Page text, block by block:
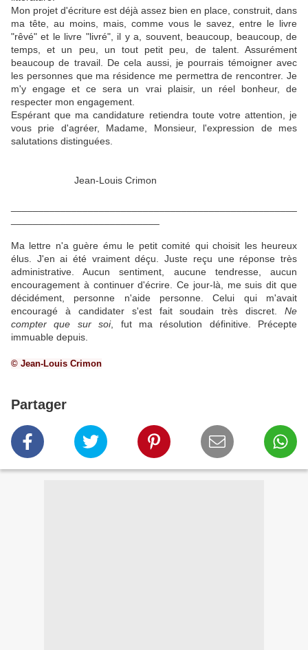
Mon projet d'écriture est déjà assez bien en place, construit, dans
ma tête, au moins, mais, comme vous le savez, entre le livre
"rêvé" et le livre "livré", il y a, souvent, beaucoup, beaucoup, de
temps, et un peu, un tout petit peu, de talent. Assurément
beaucoup de travail. De cela aussi, je pourrais témoigner avec
les personnes que ma résidence me permettra de rencontrer. Je
m'y engage et ce sera un vrai plaisir, un réel bonheur, de
respecter mon engagement.
Espérant que ma candidature retiendra toute votre attention, je
vous prie d'agréer, Madame, Monsieur, l'expression de mes
salutations distinguées.
Jean-Louis Crimon
Ma lettre n'a guère ému le petit comité qui choisit les heureux
élus. J'en ai été vraiment déçu. Juste reçu une réponse très
administrative. Aucun sentiment, aucune tendresse, aucun
encouragement à continuer d'écrire. Ce jour-là, me suis dit que
décidément, personne n'aide personne. Celui qui m'avait
encouragé à candidater s'est fait soudain très discret. Ne
compter que sur soi, fut ma résolution définitive. Précepte
immuable depuis.
© Jean-Louis Crimon
Partager